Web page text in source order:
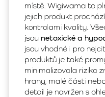
místě. Wigiwama to
jejich produkt
kontrolami kvality.
jsou netoxické a
jsou vhodné i pro
produktů je také
minimalizovala riziko
hrany, malé části
detail je navržen s